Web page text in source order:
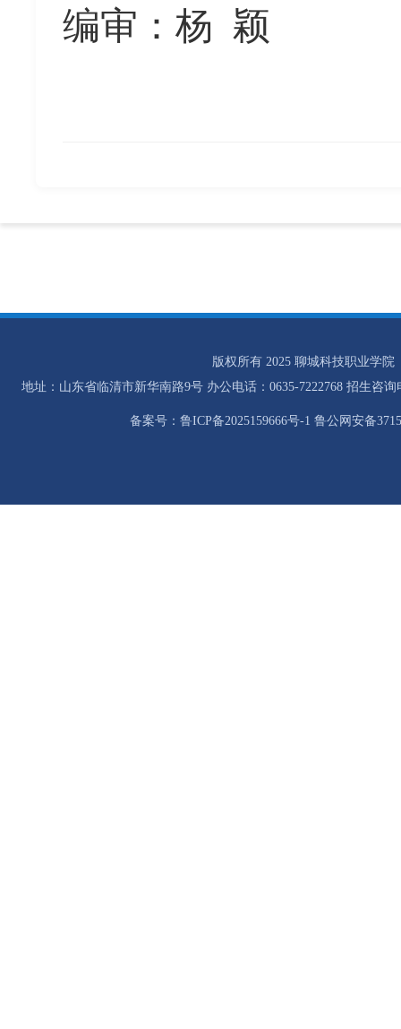
编审：杨 颖
版权所有 2025 聊城科技职业学院
地址：山东省临清市新华南路9号 办公电话：0635-7222768 招生咨询
备案号：鲁ICP备2025159666号-1 鲁公网安备